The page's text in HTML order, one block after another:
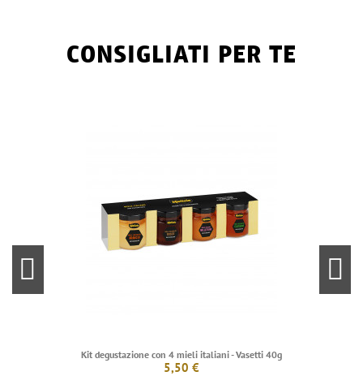
CONSIGLIATI PER TE
Kit degustazione con 4 mieli italiani - Vasetti 40g
5,50 €